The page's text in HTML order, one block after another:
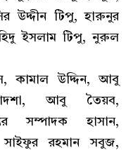
উদ্দীন টিপু, হারুনুর
ইসলাম টিপু, নুরুল
কামাল উদ্দিন, আবু
আবু তৈয়ব,
সম্পাদক হাসান,
রহমান সবুজ,